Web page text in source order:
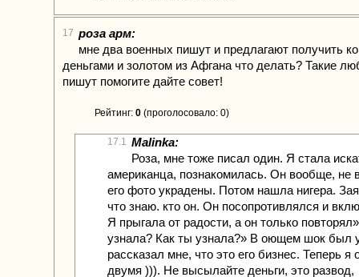
17 роза арм:
мне два военных пишут и предлагают получить
деньгами и золотом из Афгана что делать? Такие
пишут помогите дайте совет!
Рейтинг: 0 (проголосовало: 0)
17.1 Malinka:
Роза, мне тоже писал один. Я стала
американца, познакомилась. Он вообще, не
его фото украдены. Потом нашла нигера.
что знаю. кто он. Он посопротивлялся и
Я прыгала от радости, а он только
узнала? Как ты узнала?» В оющем шок был
рассказал мне, что это его бизнес. Теперь
двумя ))). Не высылайте деньги, это развод,